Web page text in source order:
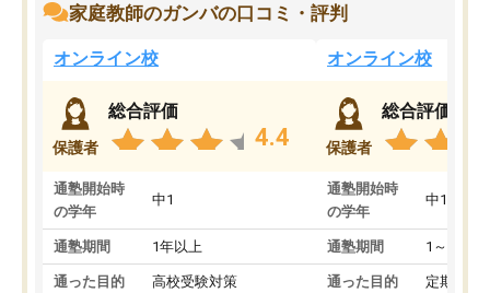
家庭教師のガンバの口コミ・評判
オンライン校
保護者
総合評価
4.4
通塾開始時
の学年
中1
通塾期間 1年以上
通った目的 高校受験対策
オンライン校
保護者
総合評価
通塾開始時
の学年
中1
通塾期間 1～3ヵ月
通った目的 定期テス